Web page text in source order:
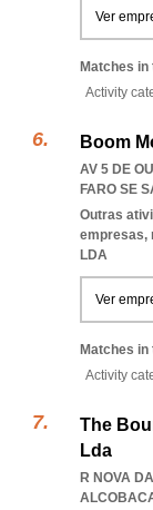
Ver
Matches
Activity
Boom
AV 5 DE
FARO SE
Outras
empresas,
LDA
Ver
Matches
Activity
The
Lda
R NOVA